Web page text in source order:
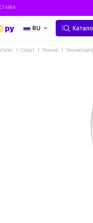
RU
Спорт Теннис Теннисная